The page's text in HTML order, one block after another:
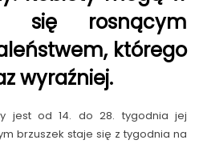
się rosnącym
którego
wyraźniej.
jest od 14. do 28. tygodnia jej
brzuszek staje się z tygodnia na